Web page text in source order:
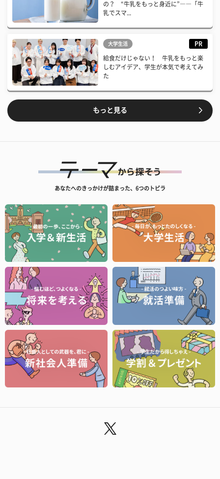
の？ “牛乳をもっと身近に”――「牛
乳でスマ...
大学生活 PR
給食だけじゃない！ 牛乳をもっと楽
しむアイデア、学生が本気で考えてみ
た
もっと見る
あなたへのきっかけが詰まった、6つのトビラ